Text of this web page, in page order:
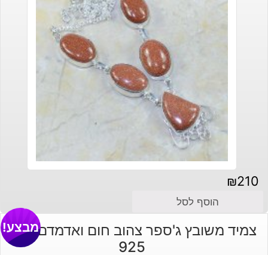
₪210
הוסף לסל
צמיד משובץ ג'ספר צהוב חום ואדמדם כסף
925
מבצע!